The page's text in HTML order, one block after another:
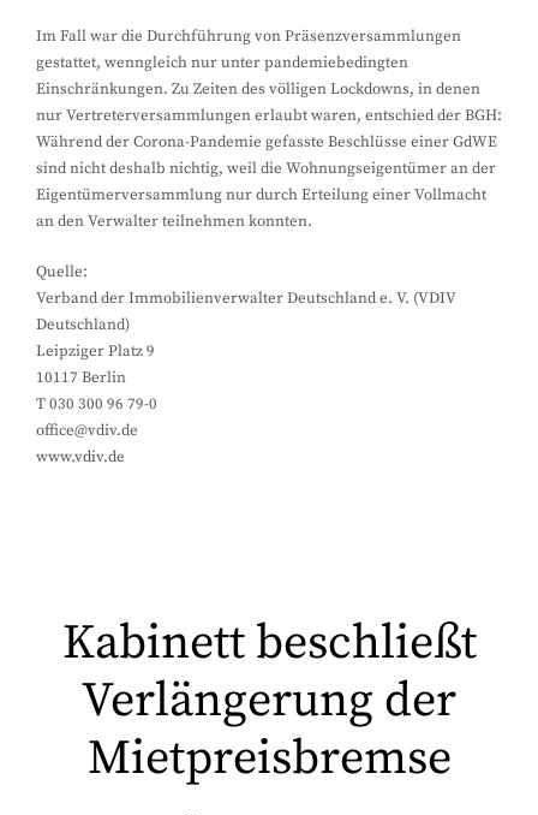
Im Fall war die Durchführung von Präsenzversammlungen
gestattet, wenngleich nur unter pandemiebedingten
Einschränkungen. Zu Zeiten des völligen Lockdowns, in denen
nur Vertreterversammlungen erlaubt waren, entschied der BGH:
Während der Corona-Pandemie gefasste Beschlüsse einer GdWE
sind nicht deshalb nichtig, weil die Wohnungseigentümer an der
Eigentümerversammlung nur durch Erteilung einer Vollmacht
an den Verwalter teilnehmen konnten.
Quelle:
Verband der Immobilienverwalter Deutschland e. V. (VDIV
Deutschland)
Leipziger Platz 9
10117 Berlin
T 030 300 96 79-0
office@vdiv.de
www.vdiv.de
Kabinett beschließt
Verlängerung der
Mietpreisbremse